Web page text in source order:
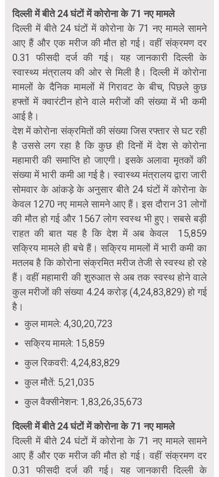
दिल्ली में बीते 24 घंटों में कोरोना के 71 नए मामले
दिल्ली में बीते 24 घंटों में कोरोना के 71 नए मामले सामने
आए हैं और एक मरीज की मौत हो गई। वहीं संक्रमण दर
0.31 फीसदी दर्ज की गई। यह जानकारी दिल्ली के
स्वास्थ्य मंत्रालय की ओर से मिली है। दिल्ली में कोरोना
मामलों के दैनिक मामलों में गिरावट के बीच, पिछले कुछ
हफ्तों में क्वारंटीन होने वाले मरीजों की संख्या में भी कमी
आई है।
देश में कोरोना संक्रमितों की संख्या जिस रफ्तार से घट रही
है उससे लग रहा है कि कुछ ही दिनों में देश से कोरोना
महामारी की समाप्ति हो जाएगी। इसके अलावा मृतकों की
संख्या में भारी कमी आ गई है। स्वास्थ्य मंत्रालय द्वारा जारी
सोमवार के आंकड़े के अनुसार बीते 24 घंटों में कोरोना के
केवल 1270 नए मामले सामने आए हैं। इस दौरान 31 लोगों
की मौत हो गई और 1567 लोग स्वस्थ भी हुए। सबसे बड़ी
राहत की बात यह है कि देश में अब केवल 15,859
सक्रिय मामले ही बचे हैं। सक्रिय मामलों में भारी कमी का
मतलब है कि कोरोना संक्रमित मरीज तेजी से स्वस्थ हो रहे
हैं। वहीं महामारी की शुरुआत से अब तक स्वस्थ होने वाले
कुल मरीजों की संख्या 4.24 करोड़ (4,24,83,829) हो गई
है।
कुल मामले: 4,30,20,723
सक्रिय मामले: 15,859
कुल रिकवरी: 4,24,83,829
कुल मौतें: 5,21,035
कुल वैक्सीनेशन: 1,83,26,35,673
दिल्ली में बीते 24 घंटों में कोरोना के 71 नए मामले
दिल्ली में बीते 24 घंटों में कोरोना के 71 नए मामले सामने
आए हैं और एक मरीज की मौत हो गई। वहीं संक्रमण दर
0.31 फीसदी दर्ज की गई। यह जानकारी दिल्ली के